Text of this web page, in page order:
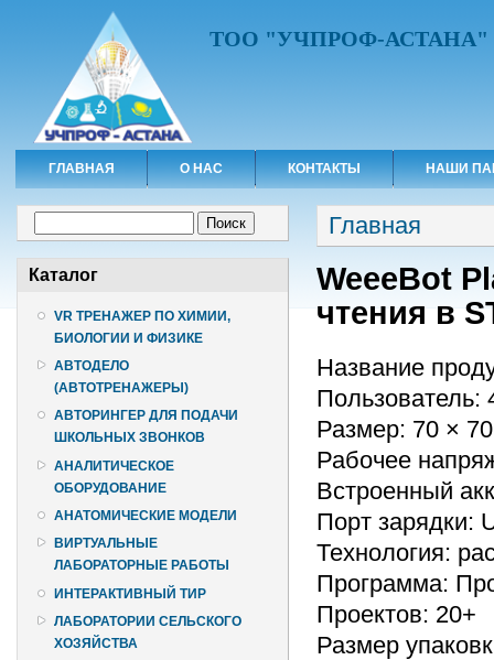
ТОО "УЧПРОФ-АСТАНА"
ГЛАВНАЯ О НАС КОНТАКТЫ НАШИ
Каталог
VR ТРЕНАЖЕР ПО ХИМИИ,
БИОЛОГИИ И ФИЗИКЕ
АВТОДЕЛО
(АВТОТРЕНАЖЕРЫ)
АВТОРИНГЕР ДЛЯ ПОДАЧИ
ШКОЛЬНЫХ ЗВОНКОВ
АНАЛИТИЧЕСКОЕ
ОБОРУДОВАНИЕ
АНАТОМИЧЕСКИЕ МОДЕЛИ
ВИРТУАЛЬНЫЕ
ЛАБОРАТОРНЫЕ РАБОТЫ
ИНТЕРАКТИВНЫЙ ТИР
ЛАБОРАТОРИИ СЕЛЬСКОГО
ХОЗЯЙСТВА
Вы здесь
Главная
WeeeBot
чтения в
Название
Пользователь:
Размер: 70 ×
Рабочее
Встроенный
Порт зарядки:
Технология:
Программа:
Проектов: 20+
Размер